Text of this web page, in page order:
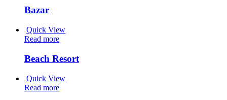
Bazar
Quick View
Read more
Beach Resort
Quick View
Read more